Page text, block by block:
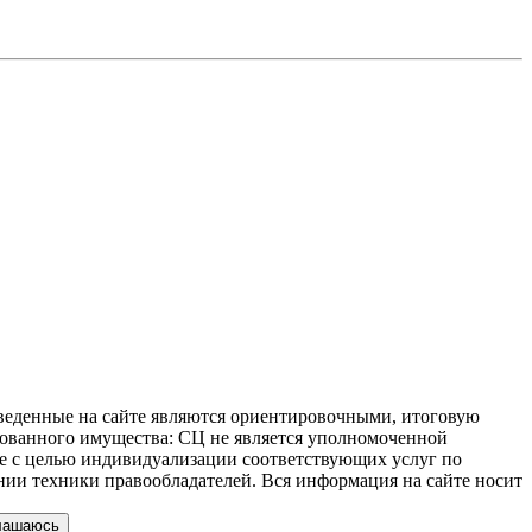
на сайте являются ориентировочными, итоговую
имущества: СЦ не является уполномоченной
с целью индивидуализации соответствующих услуг по
техники правообладателей. Вся информация на сайте носит